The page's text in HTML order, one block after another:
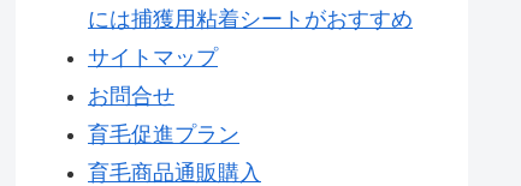
には捕獲用粘着シートがおすすめ
サイトマップ
お問合せ
育毛促進プラン
育毛商品通販購入